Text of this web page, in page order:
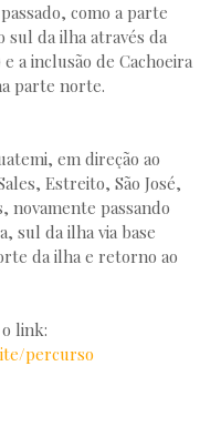
como a parte
sul da ilha através da
a inclusão de Cachoeira
parte norte.
em direção ao
Estreito, São José,
novamente passando
sul da ilha via base
da ilha e retorno ao
link:
percurso